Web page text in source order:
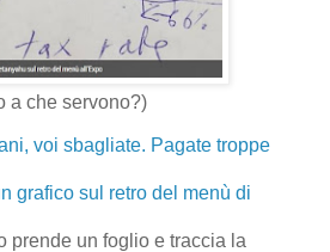
a che servono?)
voi sbagliate. Pagate troppe
grafico sul retro del menù di
prende un foglio e traccia la